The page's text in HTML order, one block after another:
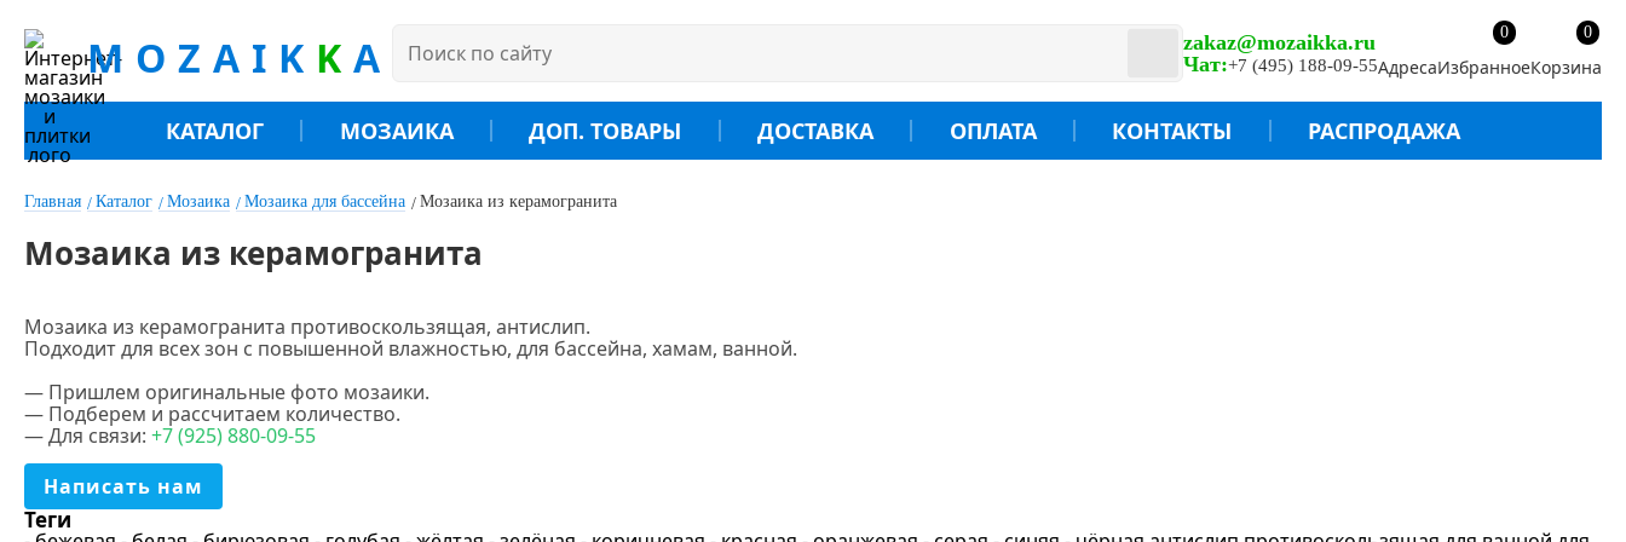
MOZAIK K A
zakaz@mozaikka.ru
Чат:+7 (495) 188-09-55Адреса
0
ИзбранноеКорзина
0
КАТАЛОГ МОЗАИКА ДОП. ТОВАРЫ ДОСТАВКА ОПЛАТА КОНТАКТЫ РАСПРОДАЖА
Главная Каталог Мозаика Мозаика для бассейна Мозаика из керамогранита
Мозаика из керамогранита
Мозаика из керамогранита противоскользящая, антислип.
Подходит для всех зон с повышенной влажностью, для бассейна, хамам, ванной.
— Пришлем оригинальные фото мозаики.
— Подберем и рассчитаем количество.
— Для связи: +7(925) 880-09-55
Написать нам
Теги